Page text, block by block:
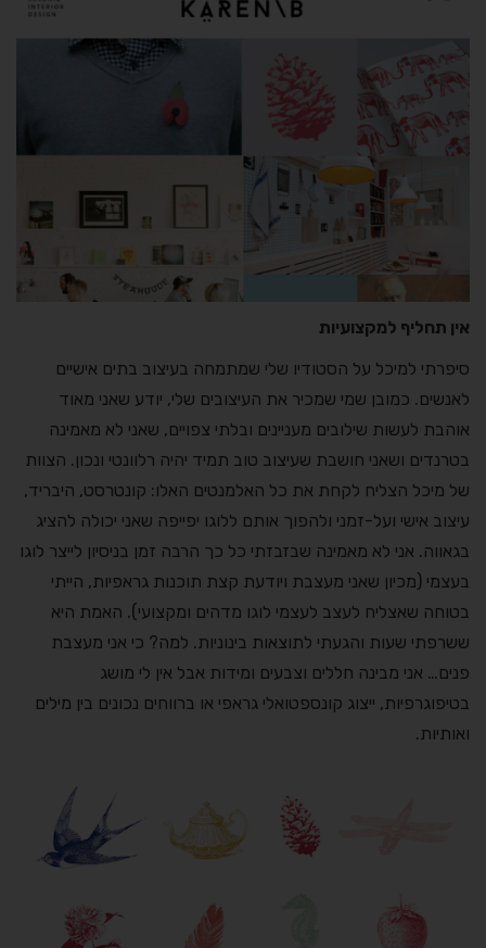
אין תחליף למקצועיות
סיפרתי למיכל על הסטודיו שלי שמתמחה בעיצוב בתים אישיים
לאנשים. כמובן שמי שמכיר את העיצובים שלי, יודע שאני מאוד
אוהבת לעשות שילובים מעניינים ובלתי צפויים, שאני לא מאמינה
בטרנדים ושאני חושבת שעיצוב טוב תמיד יהיה רלוונטי ונכון. הצוות
של מיכל הצליח לקחת את כל האלמנטים האלו: קונטרסט, היבריד,
עיצוב אישי ועל-זמני ולהפוך אותם ללוגו יפייפה שאני יכולה להציג
בגאווה. אני לא מאמינה שבזבזתי כל כך הרבה זמן בניסיון לייצר לוגו
בעצמי (מכיון שאני מעצבת ויודעת קצת תוכנות גראפיות, הייתי
בטוחה שאצליח לעצב לעצמי לוגו מדהים ומקצועי). האמת היא
ששרפתי שעות והגעתי לתוצאות בינוניות. למה? כי אני מעצבת
פנים… אני מבינה חללים וצבעים ומידות אבל אין לי מושג
בטיפוגרפיות, ייצוג קונספטואלי גראפי או ברווחים נכונים בין מילים
ואותיות.